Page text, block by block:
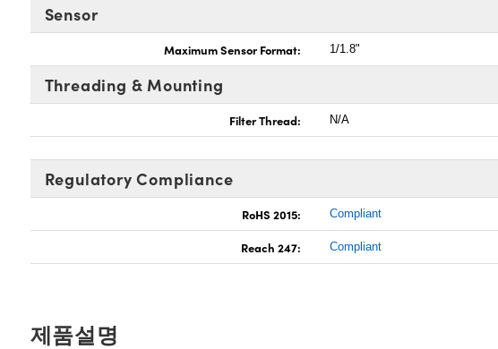
Sensor
Maximum Sensor Format: 1/1.8"
Threading & Mounting
Filter Thread: N/A
Regulatory Compliance
RoHS 2015: Compliant
Reach 247: Compliant
제품설명